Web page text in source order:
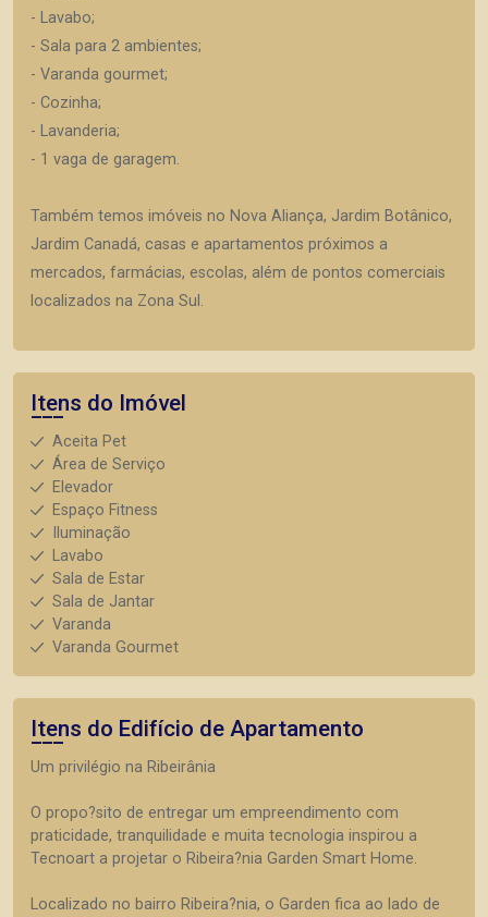
- Lavabo;
- Sala para 2 ambientes;
- Varanda gourmet;
- Cozinha;
- Lavanderia;
- 1 vaga de garagem.
Também temos imóveis no Nova Aliança, Jardim Botânico,
Jardim Canadá, casas e apartamentos próximos a
mercados, farmácias, escolas, além de pontos comerciais
localizados na Zona Sul.
Itens do Imóvel
Aceita Pet
Área de Serviço
Elevador
Espaço Fitness
Iluminação
Lavabo
Sala de Estar
Sala de Jantar
Varanda
Varanda Gourmet
Itens do Edifício de Apartamento
Um privilégio na Ribeirânia
O propo?sito de entregar um empreendimento com
praticidade, tranquilidade e muita tecnologia inspirou a
Tecnoart a projetar o Ribeira?nia Garden Smart Home.
Localizado no bairro Ribeira?nia, o Garden fica ao lado de